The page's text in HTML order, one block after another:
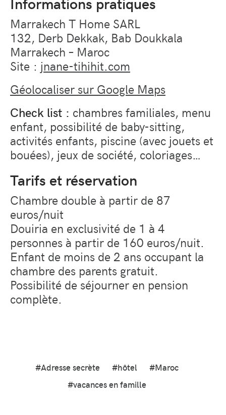
Marrakech T Home SARL
132, Derb Dekkak, Bab Doukkala
Marrakech – Maroc
Site : jnane-tihihit.com
Géolocaliser sur Google Maps
Check list : chambres familiales, menu
enfant, possibilité de baby-sitting,
activités enfants, piscine (avec jouets et
bouées), jeux de société, coloriages…
Tarifs et réservation
Chambre double à partir de 87
euros/nuit
Douiria en exclusivité de 1 à 4
personnes à partir de 160 euros/nuit.
Enfant de moins de 2 ans occupant la
chambre des parents gratuit.
Possibilité de séjourner en pension
complète.
#Adresse secrète #hôtel
#Maroc
#vacances en famille